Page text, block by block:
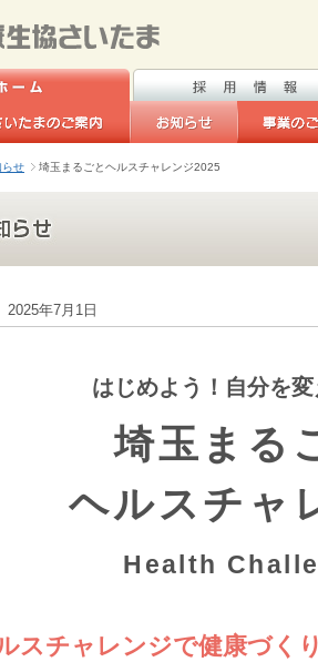
らせ 埼玉まるごとヘルスチャレンジ2025
2025年7月1日
はじめよう！自分を
埼玉まる
ヘルスチャ
Health
スチャレンジで健康づく